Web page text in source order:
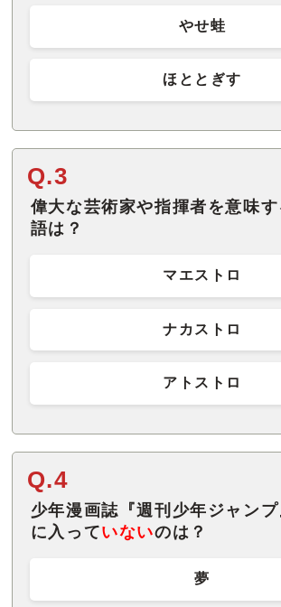
やせ蛙
ほととぎす
Q.3
偉大な芸術家や指揮者を意味
語は？
マエストロ
ナカストロ
アトストロ
Q.4
少年漫画誌『週刊少年ジャン
に入っていないのは？
夢